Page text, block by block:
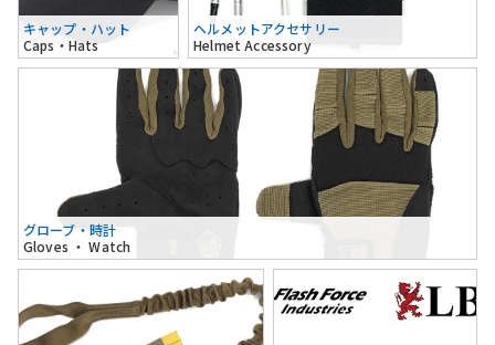
キャップ・ハット
Caps・Hats
ヘルメットアクセサリー
Helmet Accessory
グローブ・時計
Gloves ・ Watch